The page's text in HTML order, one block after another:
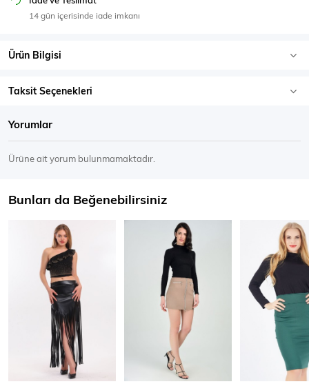
14 gün içerisinde iade imkanı
Ürün Bilgisi
Taksit Seçenekleri
Yorumlar
Ürüne ait yorum bulunmamaktadır.
Bunları da Beğenebilirsiniz